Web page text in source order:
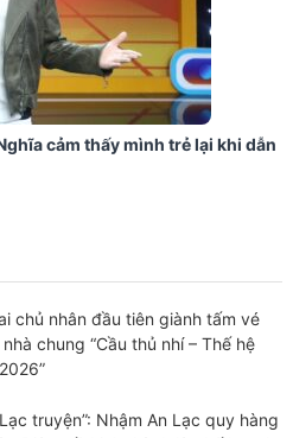
cảm thấy mình trẻ lại khi dẫn
chủ nhân đầu tiên giành tấm vé
chung “Cầu thủ nhí – Thế hệ
Lạc truyện”: Nhậm An Lạc quy hàng